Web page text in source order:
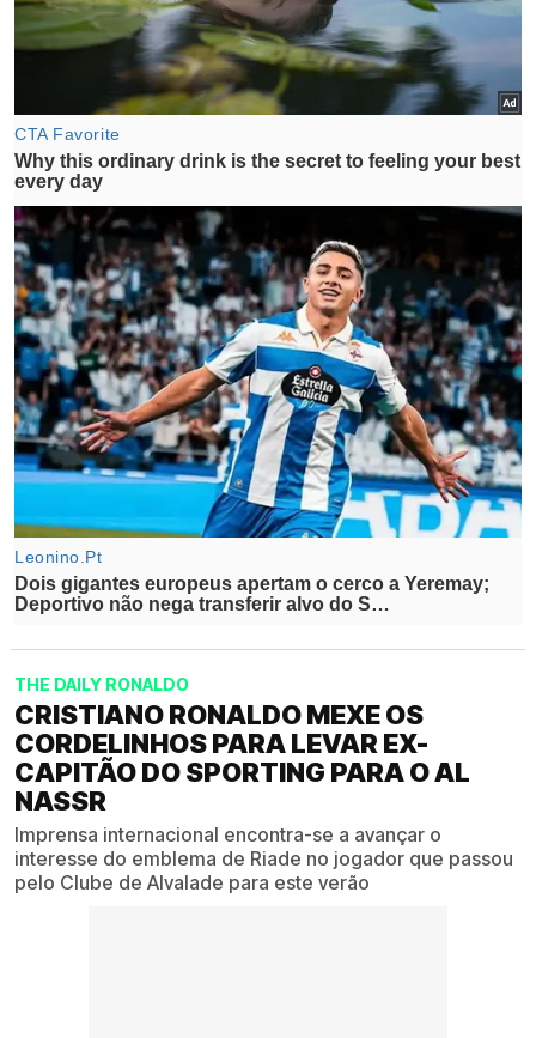
THE DAILY RONALDO
CRISTIANO RONALDO MEXE OS
CORDELINHOS PARA LEVAR EX-
CAPITÃO DO SPORTING PARA O AL
NASSR
Imprensa internacional encontra-se a avançar o
interesse do emblema de Riade no jogador que passou
pelo Clube de Alvalade para este verão